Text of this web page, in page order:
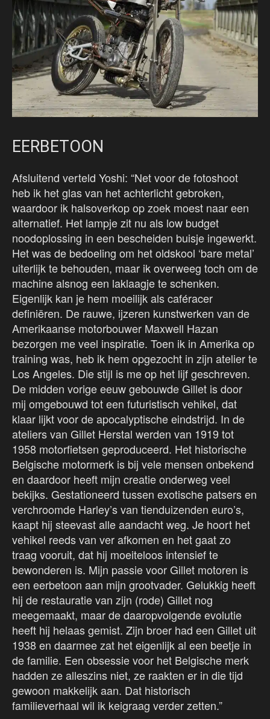
EERBETOON
Afsluitend verteld Yoshi: “Net voor de fotoshoot
heb ik het glas van het achterlicht gebroken,
waardoor ik halsoverkop op zoek moest naar een
alternatief. Het lampje zit nu als low budget
noodoplossing in een bescheiden buisje ingewerkt.
Het was de bedoeling om het oldskool ‘bare metal’
uiterlijk te behouden, maar ik overweeg toch om de
machine alsnog een laklaagje te schenken.
Eigenlijk kan je hem moeilijk als caféracer
definiëren. De rauwe, ijzeren kunstwerken van de
Amerikaanse motorbouwer Maxwell Hazan
bezorgen me veel inspiratie. Toen ik in Amerika op
training was, heb ik hem opgezocht in zijn atelier te
Los Angeles. Die stijl is me op het lijf geschreven.
De midden vorige eeuw gebouwde Gillet is door
mij omgebouwd tot een futuristisch vehikel, dat
klaar lijkt voor de apocalyptische eindstrijd. In de
ateliers van Gillet Herstal werden van 1919 tot
1958 motorfietsen geproduceerd. Het historische
Belgische motormerk is bij vele mensen onbekend
en daardoor heeft mijn creatie onderweg veel
bekijks. Gestationeerd tussen exotische patsers en
verchroomde Harley’s van tienduizenden euro’s,
kaapt hij steevast alle aandacht weg. Je hoort het
vehikel reeds van ver afkomen en het gaat zo
traag vooruit, dat hij moeiteloos intensief te
bewonderen is. Mijn passie voor Gillet motoren is
een eerbetoon aan mijn grootvader. Gelukkig heeft
hij de restauratie van zijn (rode) Gillet nog
meegemaakt, maar de daaropvolgende evolutie
heeft hij helaas gemist. Zijn broer had een Gillet uit
1938 en daarmee zat het eigenlijk al een beetje in
de familie. Een obsessie voor het Belgische merk
hadden ze alleszins niet, ze raakten er in die tijd
gewoon makkelijk aan. Dat historisch
familieverhaal wil ik keigraag verder zetten.”